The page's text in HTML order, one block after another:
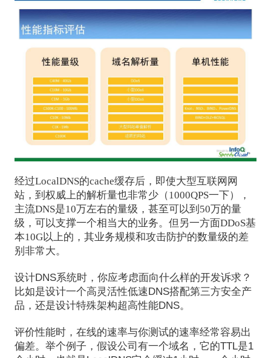
经过LocalDNS的cache缓存后，即使大型互联网网
站，到权威上的解析量也非常少（1000QPS一下），
主流DNS是10万左右的量级，甚至可以到50万的量
级，可以支撑一个相当大的业务。但另一方面DDoS基
本10G以上的，其业务规模和攻击防护的数量级的差
别非常大。
设计DNS系统时，你应考虑面向什么样的开发诉求？
比如是设计一个高灵活性低速DNS搭配第三方安全产
品，还是设计特殊架构超高性能DNS。
评价性能时，在线的速率与你测试的速率经常容易出
偏差。举个例子，假设公司有一个域名，它的TTL是1